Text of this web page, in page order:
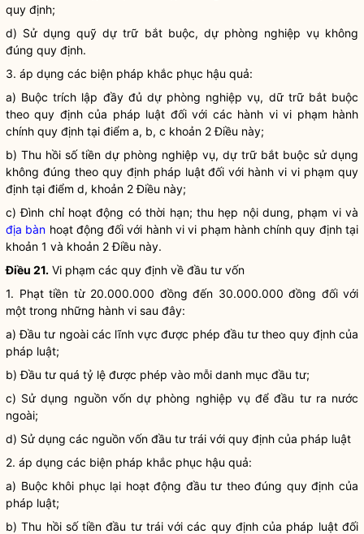
quy định;
d) Sử dụng quỹ dự trữ bắt buộc, dự phòng nghiệp vụ không
đúng quy định.
3. áp dụng các biện pháp khắc phục hậu quả:
a) Buộc trích lập đầy đủ dự phòng nghiệp vụ, dữ trữ bắt buộc
theo quy định của pháp luật đối với các hành vi vi phạm hành
chính quy định tại điểm a, b, c khoản 2 Điều này;
b) Thu hồi số tiền dự phòng nghiệp vụ, dự trữ bắt buộc sử dụng
không đúng theo quy định pháp luậtđối với hành vi vi phạm quy
định tại điểm d, khoản 2 Điều này;
c) Đình chỉ hoạt động có thời hạn; thu hẹp nội dung, phạm vi và
địa bàn hoạt động đối với hành vi vi phạm hành chính quy định tại
khoản 1 và khoản 2 Điều này.
Điều 21. Vi phạm các quy định về đầu tư vốn
1. Phạt tiền từ 20.000.000 đồng đến 30.000.000 đồng đối với
một trong những hành vi sau đây:
a) Đầu tư ngoài các lĩnh vực được phép đầu tư theo quy định của
pháp luật;
b) Đầu tư quá tỷ lệ được phép vào mỗi danh mục đầu tư;
c) Sử dụng nguồn vốn dự phòng nghiệp vụ để đầu tư ra nước
ngoài;
d) Sử dụng các nguồn vốn đầu tư trái với quy định của pháp luật
2. áp dụng các biện pháp khắc phục hậu quả:
a) Buộc khôi phục lại hoạt động đầu tư theo đúng quy định của
pháp luật;
b) Thu hồi số tiền đầu tư trái với các quy định của pháp luậtđối